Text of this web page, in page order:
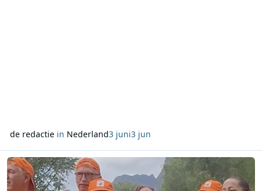
de redactiein Nederland3 juni3 jun
Lees meer over Radio 10-veiling levert ruim 100.000 euro op voor